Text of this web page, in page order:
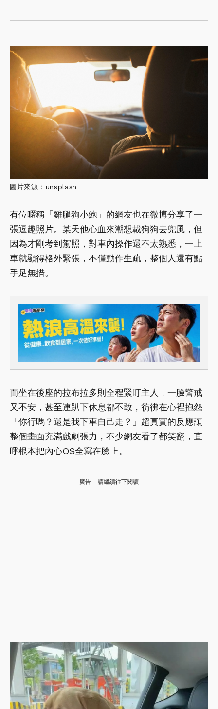
圖片來源：unsplash
有位暱稱「雞腿狗小鮑」的網友也在微博分享了一
張逗趣照片。某天他心血來潮想載狗狗去兜風，但
因為才剛考到駕照，對車內操作還不太熟悉，一上
車就顯得格外緊張，不僅動作生疏，整個人還有點
手足無措。
而坐在後座的拉布拉多則全程緊盯主人，一臉警戒
又不安，甚至連趴下休息都不敢，彷彿在心裡抱怨
「你行嗎？還是我下車自己走？」超真實的反應讓
整個畫面充滿戲劇張力，不少網友看了都笑翻，直
呼根本把內心OS全寫在臉上。
廣告 - 請繼續往下閱讀